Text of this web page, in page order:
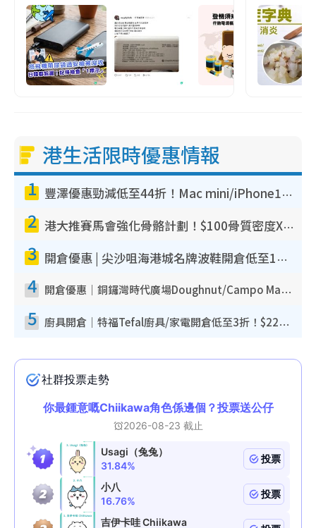
港生活限時優惠情報
1 豐澤優惠勁減低至44折！Mac mini/iPhone17Pro大減價！廚房家電$220起
2 港大推賽馬會強化骨骼計劃！$100骨質密度X光檢查 完成免費運動訓練送超市禮券！附參加資格
3 開倉優惠 | 尖沙咀海港城名牌波鞋開倉低至1折！On鞋$899起／Joy&Peace鞋履$98起
4 開倉優惠｜銅鑼灣時代廣場Doughnut/Campo Marzio開倉低至1折！背囊、書包、手袋劈價$200起
5 廚具開倉｜特福Tefal廚具/家電開倉低至3折！$220起買平底鍋/炒鑊/湯煲！電飯煲/吸塵機/燙斗$418起